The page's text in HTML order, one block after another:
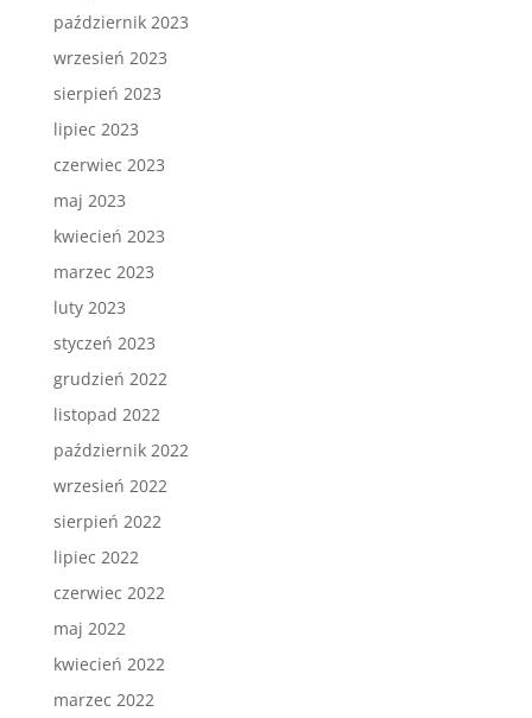
październik 2023
wrzesień 2023
sierpień 2023
lipiec 2023
czerwiec 2023
maj 2023
kwiecień 2023
marzec 2023
luty 2023
styczeń 2023
grudzień 2022
listopad 2022
październik 2022
wrzesień 2022
sierpień 2022
lipiec 2022
czerwiec 2022
maj 2022
kwiecień 2022
marzec 2022